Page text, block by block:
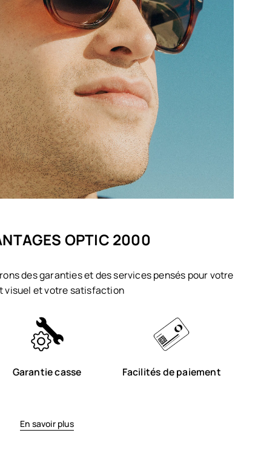
OPTIC 2000
des garanties et des services pensés pour votre
visuel et votre satisfaction
Garantie casse Facilités de paiement
En savoir plus